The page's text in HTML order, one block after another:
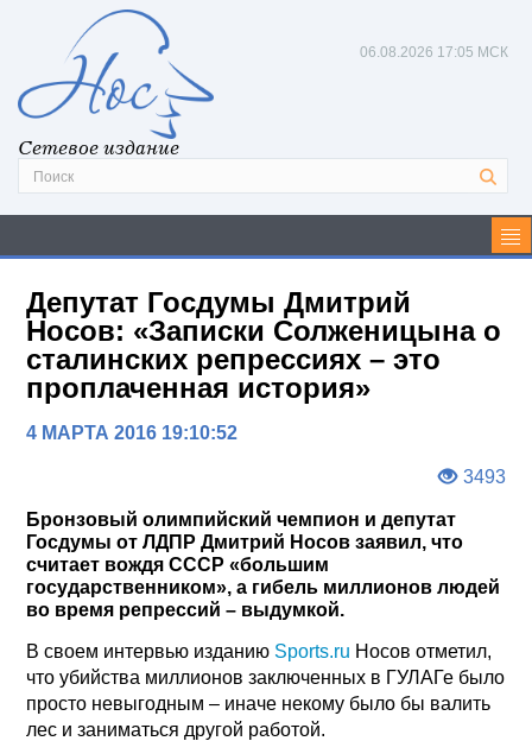
Сетевое издание
06.08.2026 17:05 МСК
Депутат Госдумы Дмитрий
Носов: «Записки Солженицына о
сталинских репрессиях – это
проплаченная история»
4 МАРТА 2016 19:10:52
3493
Бронзовый олимпийский чемпион и депутат
Госдумы от ЛДПР Дмитрий Носов заявил, что
считает вождя СССР «большим
государственником», а гибель миллионов людей
во время репрессий – выдумкой.
В своем интервью изданию Sports.ru Носов отметил,
что убийства миллионов заключенных в ГУЛАГе было
просто невыгодным – иначе некому было бы валить
лес и заниматься другой работой.